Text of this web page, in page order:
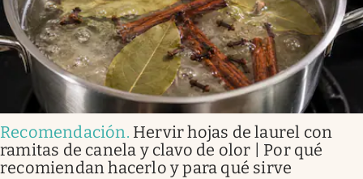
Recomendación. Hervir hojas de laurel con
ramitas de canela y clavo de olor | Por qué
recomiendan hacerlo y para qué sirve